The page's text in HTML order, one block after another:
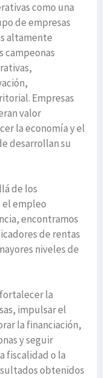
como una
de empresas
altamente
campeonas
Empresas
valor
la economía y el
desarrollan su
de los
el empleo
encontramos
de rentas
niveles de
la
impulsar el
la financiación,
y seguir
fiscalidad o la
obtenidos